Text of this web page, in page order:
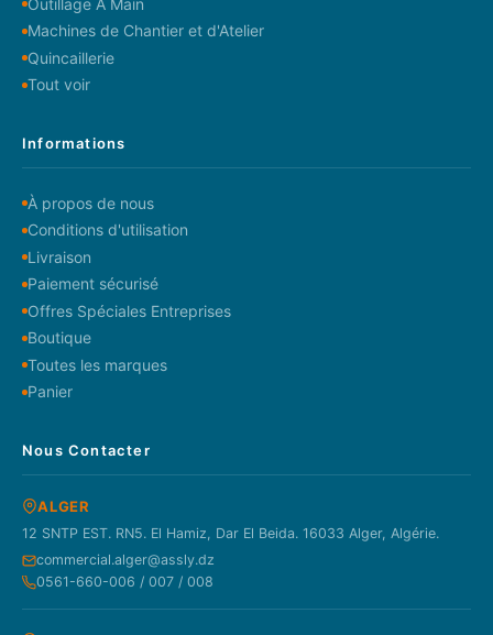
Machines de Chantier et d'Atelier
Quincaillerie
Tout voir
Informations
À propos de nous
Conditions d'utilisation
Livraison
Paiement sécurisé
Offres Spéciales Entreprises
Boutique
Toutes les marques
Panier
Nous Contacter
ALGER
12 SNTP EST. RN5. El Hamiz, Dar El Beida. 16033 Alger, Algérie.
commercial.alger@assly.dz
0561-660-006 / 007 / 008